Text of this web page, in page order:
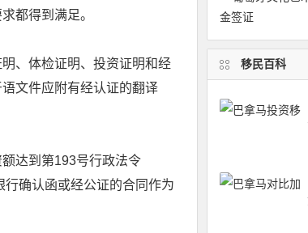
都得到满足。
、体检证明、投资证明和经
文件应附有经认证的翻译
达到第193号行政法令
行确认函或经公证的合同作为
移民百科